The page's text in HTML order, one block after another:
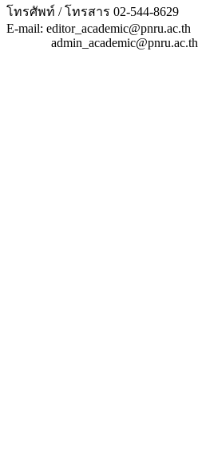
โทรศัพท์ / โทรสาร 02-544-8629
E-mail: editor_academic@pnru.ac.th
admin_academic@pnru.ac.th